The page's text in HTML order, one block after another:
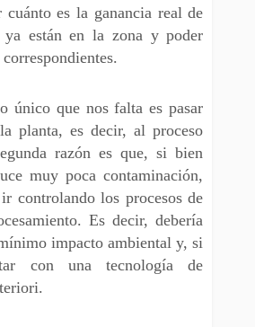
cuánto es la ganancia real de
ya están en la zona y poder
único que nos falta es pasar
planta, es decir, al proceso
razón es que, si bien
muy poca contaminación,
controlando los procesos de
Es decir, debería
impacto ambiental y, si
con una tecnología de